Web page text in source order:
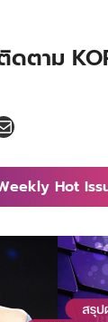
ตาม
Hot